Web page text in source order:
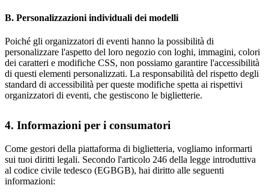
B. Personalizzazioni individuali dei modelli
Poiché gli organizzatori di eventi hanno la possibilità di
personalizzare l'aspetto del loro negozio con loghi, immagini, colori
dei caratteri e modifiche CSS, non possiamo garantire l'accessibilità
di questi elementi personalizzati. La responsabilità del rispetto degli
standard di accessibilità per queste modifiche spetta ai rispettivi
organizzatori di eventi, che gestiscono le biglietterie.
4. Informazioni per i consumatori
Come gestori della piattaforma di biglietteria, vogliamo informarti
sui tuoi diritti legali. Secondo l'articolo 246 della legge introduttiva
al codice civile tedesco (EGBGB), hai diritto alle seguenti
informazioni: